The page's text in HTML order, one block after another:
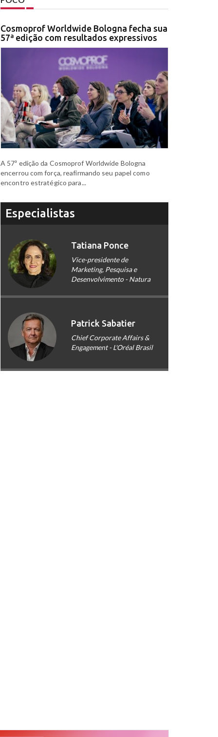
Cosmoprof Worldwide Bologna fecha sua
57ª edição com resultados expressivos
A 57ª edição da Cosmoprof Worldwide Bologna
encerrou com força, reafirmando seu papel como
encontro estratégico para...
Especialistas
Tatiana Ponce
Vice-presidente de
Marketing, Pesquisa e
Desenvolvimento - Natura
Patrick Sabatier
Chief Corporate Affairs &
Engagement - L'Oréal Brasil